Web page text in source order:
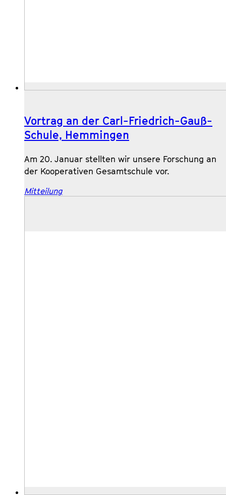
Vortrag an der Carl-Friedrich-Gauß-
Schule, Hemmingen
Am 20. Januar stellten wir unsere Forschung an
der Kooperativen Gesamtschule vor.
Mitteilung